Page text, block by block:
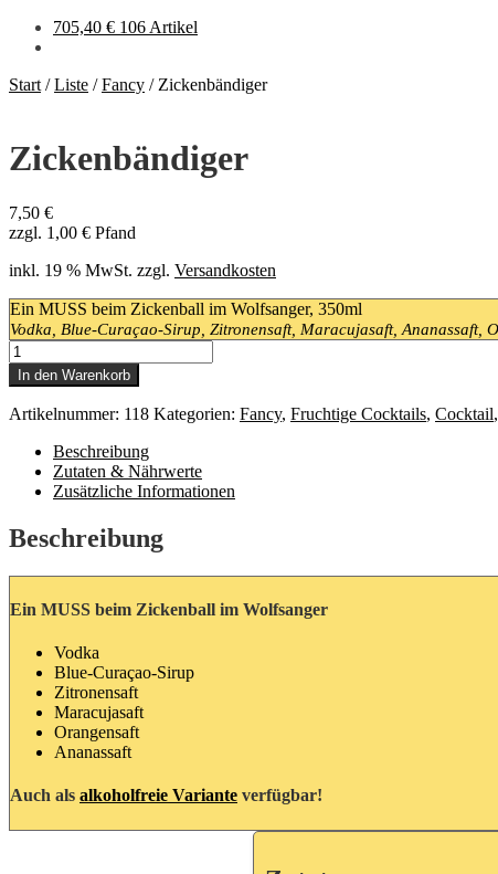
705,40 € 106 Artikel
Start /Liste /Fancy / Zickenbändiger
Zickenbändiger
7,50 €
zzgl. 1,00 € Pfand
inkl. 19 % MwSt. zzgl. Versandkosten
Ein MUSS beim Zickenball im Wolfsanger, 350ml
Vodka, Blue-Curaçao-Sirup, Zitronensaft, Maracujasaft, Ananassaft,
Zickenbändiger
Menge
In den Warenkorb
Artikelnummer: 118 Kategorien: Fancy, Fruchtige Cocktails, Cocktail,
Beschreibung
Zutaten & Nährwerte
Zusätzliche Informationen
Beschreibung
Ein MUSS beim Zickenball im Wolfsanger
Vodka
Blue-Curaçao-Sirup
Zitronensaft
Maracujasaft
Orangensaft
Ananassaft
Auch als alkoholfreie Variante verfügbar!